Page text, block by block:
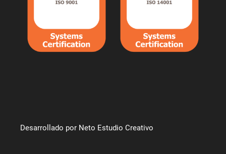
Desarrollado por Neto Estudio Creativo